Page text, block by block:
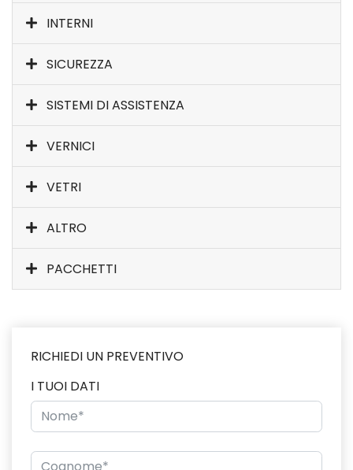
INTERNI
SICUREZZA
SISTEMI DI ASSISTENZA
VERNICI
VETRI
ALTRO
PACCHETTI
RICHIEDI UN PREVENTIVO
I TUOI DATI